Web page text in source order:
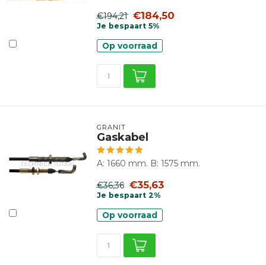
€194,21 €184,50
Je bespaart 5%
Op voorraad
GRANIT
Gaskabel
A: 1660 mm. B: 1575 mm.
€36,36 €35,63
Je bespaart 2%
Op voorraad